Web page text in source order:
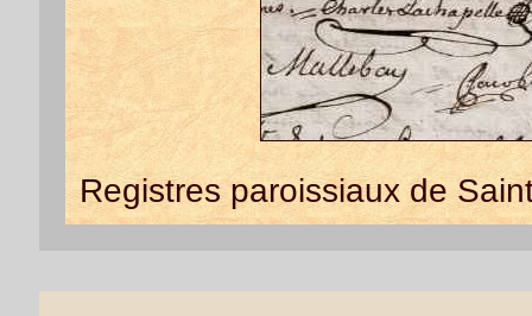
Registres paroissiaux de